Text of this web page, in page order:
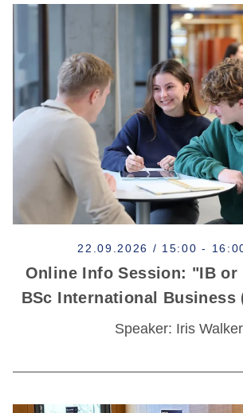
22.09.2026 / 15:00 -
Online Info Session: "IB or
BSc International Business
Speaker: Iris Walker